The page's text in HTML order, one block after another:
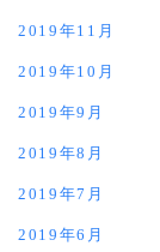
2019年11月
2019年10月
2019年9月
2019年8月
2019年7月
2019年6月